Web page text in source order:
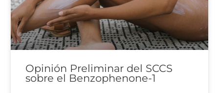
Opinión Preliminar del SCCS
sobre el Benzophenone-1